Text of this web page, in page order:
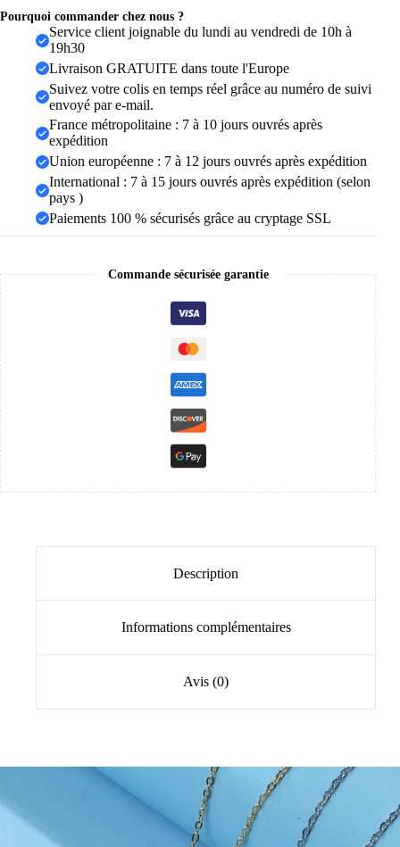
collier
inoxydable
amulette
égyptienne
inoxydable
pendentif
collier
femmes
Pourquoi commander chez nous ?
Service client joignable du lundi au vendredi de 10h à
19h30
Livraison GRATUITE dans toute l'Europe
Suivez votre colis en temps réel grâce au numéro de suivi
envoyé par e-mail.
France métropolitaine : 7 à 10 jours ouvrés après
expédition
Union européenne : 7 à 12 jours ouvrés après expédition
International : 7 à 15 jours ouvrés après expédition (selon
pays )
Paiements 100 % sécurisés grâce au cryptage SSL
Commande sécurisée garantie
Description
Informations complémentaires
Avis (0)